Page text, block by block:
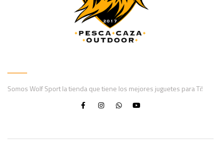
Somos Wolf Sport la tienda que tiene los mejores juguetes para Ti!